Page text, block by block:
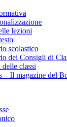
lezioni
scolastico
dei Consigli di
classi
– Il magazine del